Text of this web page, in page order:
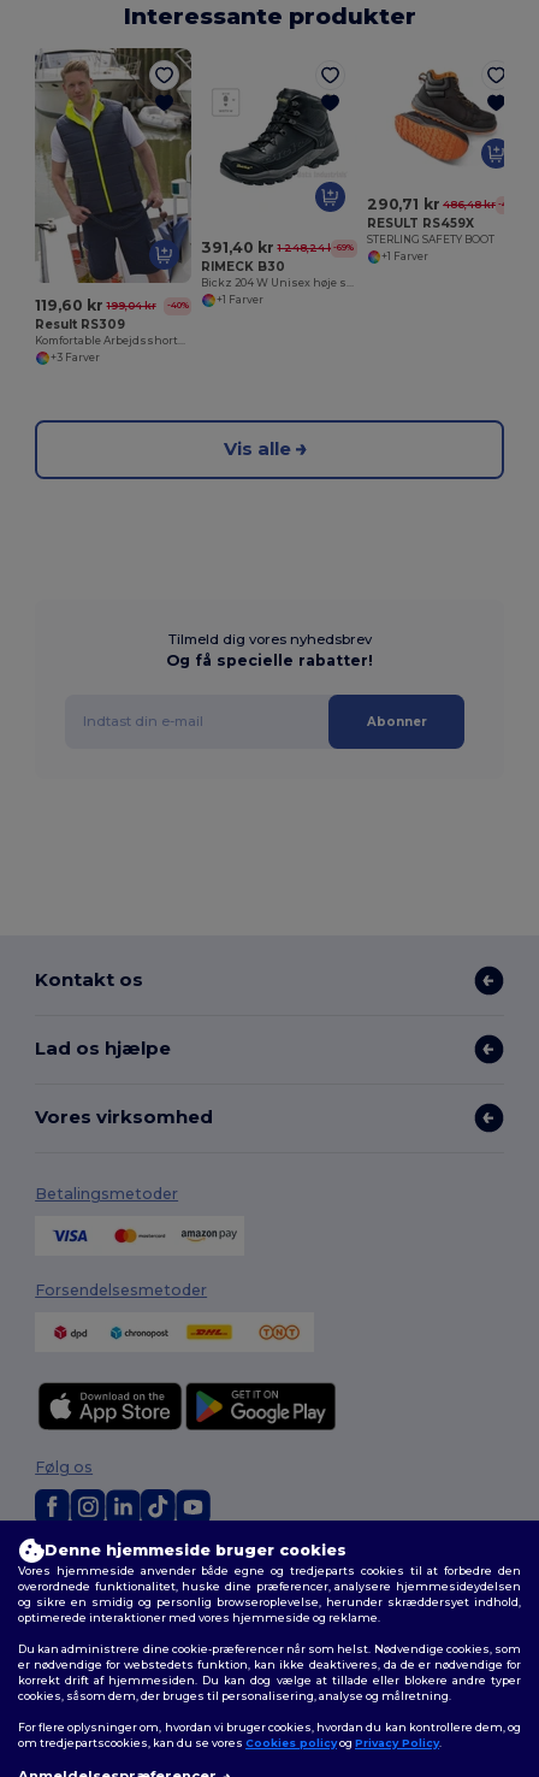
Interessante produkter
119,60 kr 199,04 kr -40%
Result RS309
+3 Farver
391,40 kr 1 248,24 kr-69%
RIMECK B30
+1 Farver
290,71 kr 486,48 kr -40%
RESULT RS459X
STERLING SAFETY BOOT
+1 Farver
Vis alle
Tilmeld dig vores nyhedsbrev
Og få specielle rabatter!
Abonner
Kontakt os
Lad os hjælpe
Vores virksomhed
Betalingsmetoder
Forsendelsesmetoder
2026. Alle rettigheder forbeholdes
Vilkår og Betingelser| Tilpasset politik|Fortrolighedspolitik|Politik for
cookies|Sitemap
Følg os
Denne hjemmeside bruger cookies
Vores hjemmeside anvender både egne og tredjeparts cookies til at forbedre den
overordnede funktionalitet, huske dine præferencer, analysere hjemmesideydelsen
og sikre en smidig og personlig browseroplevelse, herunder skræddersyet indhold,
optimerede interaktioner med vores hjemmeside og reklame.
Du kan administrere dine cookie-præferencer når som helst. Nødvendige cookies, som
er nødvendige for webstedets funktion, kan ikke deaktiveres, da de er nødvendige for
korrekt drift af hjemmesiden. Du kan dog vælge at tillade eller blokere andre typer
cookies, såsom dem, der bruges til personalisering, analyse og målretning.
For flere oplysninger om, hvordan vi bruger cookies, hvordan du kan kontrollere dem, og
om tredjepartscookies, kan du se vores Cookies policyog Privacy Policy.